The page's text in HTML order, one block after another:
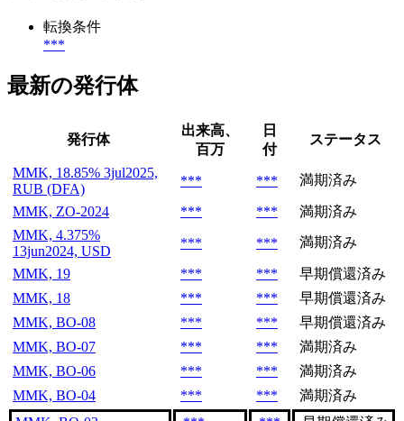
転換条件
***
最新の発行体
発行体
出来高、
百万
日
付
ステータス
MMK, 18.85% 3jul2025,
RUB (DFA)
*** *** 満期済み
MMK, ZO-2024 *** ***
満期済み
MMK, 4.375%
13jun2024, USD
*** *** 満期済み
MMK, 19 *** ***
早期償還済み
MMK, 18
*** ***
早期償還済み
MMK, BO-08
*** ***
早期償還済み
MMK, BO-07
*** ***
満期済み
MMK, BO-06
*** ***
満期済み
MMK, BO-04
*** ***
満期済み